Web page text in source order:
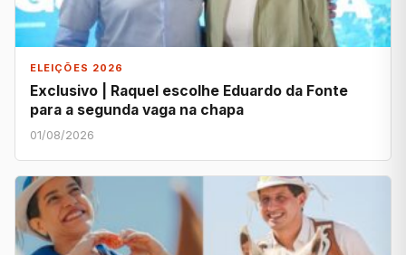
ELEIÇÕES 2026
Exclusivo | Raquel escolhe Eduardo da Fonte
para a segunda vaga na chapa
01/08/2026